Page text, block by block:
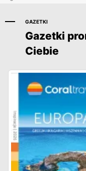
GAZETKI
Gazetki
Ciebie